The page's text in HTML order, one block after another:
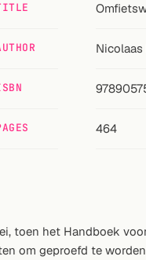
Nicolaas
464
toen het Handboek
om geproefd te